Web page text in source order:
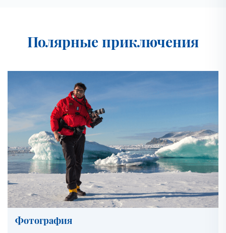
Полярные приключения
Фотография